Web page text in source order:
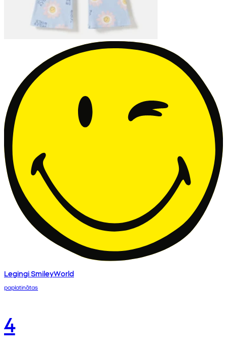
Legingi SmileyWorld
paplatinātas
4